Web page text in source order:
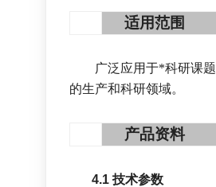
适用范围
广泛应用于*科研课题
的生产和科研领域。
产品资料
4.1 技术参数